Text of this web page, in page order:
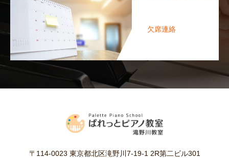
欠席連絡
〒114-0023 東京都北区滝野川7-19-1 2R第二ビル301